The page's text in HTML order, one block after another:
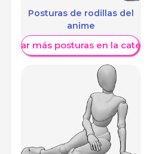
Posturas de rodillas del
anime
Mostrar más posturas en la